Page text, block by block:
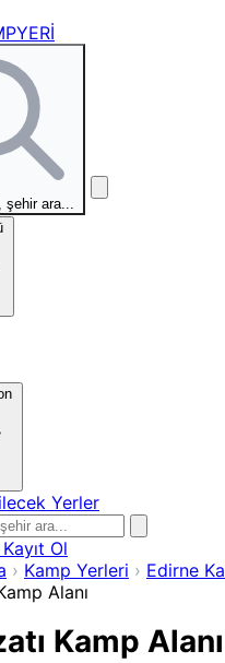
şehir ara...
Yerler
Kayıt Ol
› Kamp Yerleri › Edirne
Alanı
Kamp Alanı